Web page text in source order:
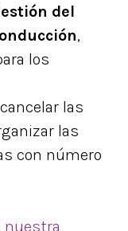
del
,
los
las
las
con número
nuestra